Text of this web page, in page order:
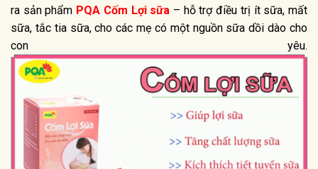
ra sản phẩm PQA Cốm Lợi sữa – hỗ trợ điều trị ít sữa, mất
sữa, tắc tia sữa, cho các mẹ có một nguồn sữa dồi dào cho
con yêu.